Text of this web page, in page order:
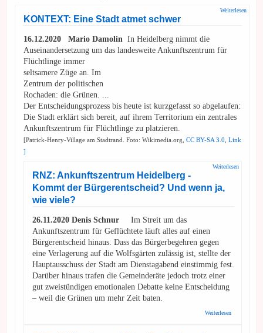
Weiterlesen
KONTEXT: Eine Stadt atmet schwer
16.12.2020 Mario Damolin In Heidelberg nimmt die
Auseinandersetzung um das landesweite Ankunftszentrum für
Flüchtlinge immer
seltsamere Züge an. Im
Zentrum der politischen
Rochaden: die Grünen. ...
Der Entscheidungsprozess bis heute ist kurzgefasst so abgelaufen:
Die Stadt erklärt sich bereit, auf ihrem Territorium ein zentrales
Ankunftszentrum für Flüchtlinge zu platzieren.
[Patrick-Henry-Village am Stadtrand. Foto: Wikimedia.org, CC BY-SA 3.0 Link
]
Weiterlesen
RNZ: Ankunftszentrum Heidelberg -
Kommt der Bürgerentscheid? Und wenn ja,
wie viele?
26.11.2020 Denis Schnur Im Streit um das
Ankunftszentrum für Geflüchtete läuft alles auf einen
Bürgerentscheid hinaus. Dass das Bürgerbegehren gegen
eine Verlagerung auf die Wolfsgärten zulässig ist, stellte der
Hauptausschuss der Stadt am Dienstagabend einstimmig fest.
Darüber hinaus trafen die Gemeinderäte jedoch trotz einer
gut zweistündigen emotionalen Debatte keine Entscheidung
– weil die Grünen um mehr Zeit baten.
Weiterlesen